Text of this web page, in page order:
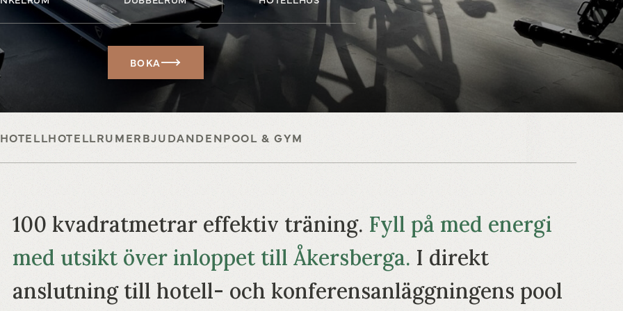
BOKA
HOTELLRUMERBJUDANDENPOOL & GYM
100 kvadratmetrar effektiv träning. Fyll på med energi
med utsikt över inloppet till Åkersberga. I direkt
anslutning till hotell- och konferensanläggningens pool